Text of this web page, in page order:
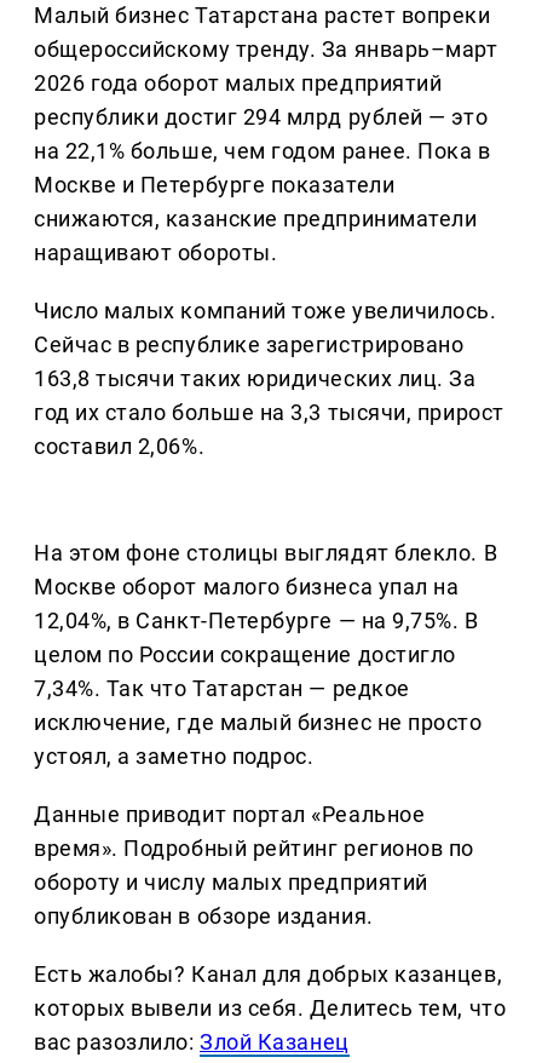
Малый бизнес Татарстана растет вопреки
общероссийскому тренду. За январь–март
2026 года оборот малых предприятий
республики достиг 294 млрд рублей — это
на 22,1% больше, чем годом ранее. Пока в
Москве и Петербурге показатели
снижаются, казанские предприниматели
наращивают обороты.
Число малых компаний тоже увеличилось.
Сейчас в республике зарегистрировано
163,8 тысячи таких юридических лиц. За
год их стало больше на 3,3 тысячи, прирост
составил 2,06%.
На этом фоне столицы выглядят блекло. В
Москве оборот малого бизнеса упал на
12,04%, в Санкт-Петербурге — на 9,75%. В
целом по России сокращение достигло
7,34%. Так что Татарстан — редкое
исключение, где малый бизнес не просто
устоял, а заметно подрос.
Данные приводит портал «Реальное
время». Подробный рейтинг регионов по
обороту и числу малых предприятий
опубликован в обзоре издания.
Есть жалобы? Канал для добрых казанцев,
которых вывели из себя. Делитеcь тем, что
вас разозлило:Злой Казанец